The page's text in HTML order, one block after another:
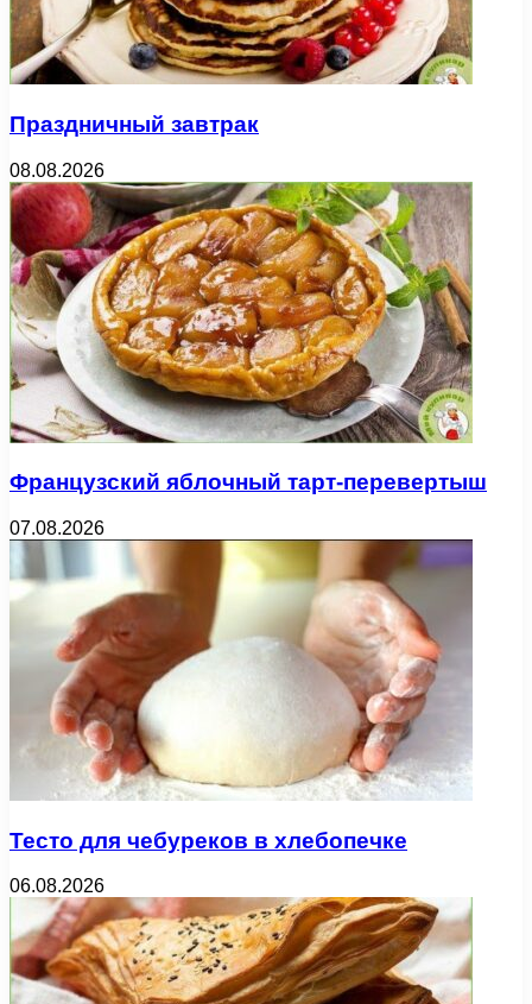
Праздничный завтрак
08.08.2026
Французский яблочный тарт-перевертыш
07.08.2026
Тесто для чебуреков в хлебопечке
06.08.2026